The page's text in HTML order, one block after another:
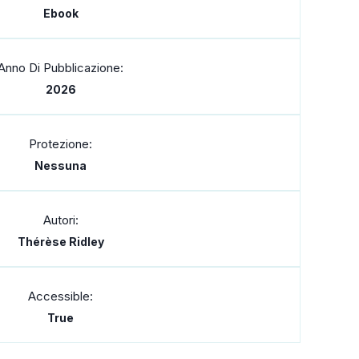
Ebook
Di Pubblicazione:
2026
Protezione:
Nessuna
Autori:
Thérèse Ridley
Accessible:
True